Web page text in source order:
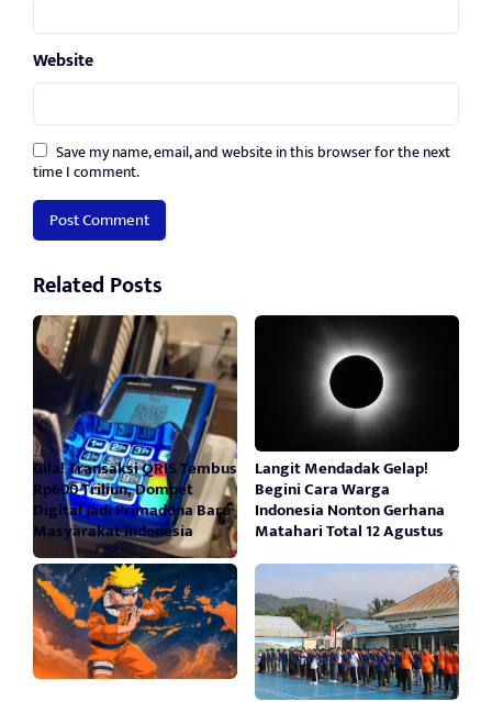
Website
Save my name, email, and website in this browser for the next
time I comment.
Related Posts
Gila! Transaksi QRIS Tembus
Rp600 Triliun, Dompet
Digital Jadi Primadona Baru
Masyarakat Indonesia
Langit Mendadak Gelap!
Begini Cara Warga
Indonesia Nonton Gerhana
Matahari Total 12 Agustus